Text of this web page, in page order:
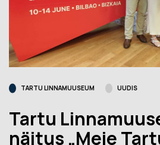
TARTU LINNAMUUSEUM UUDIS
Tartu
näitus „Meie